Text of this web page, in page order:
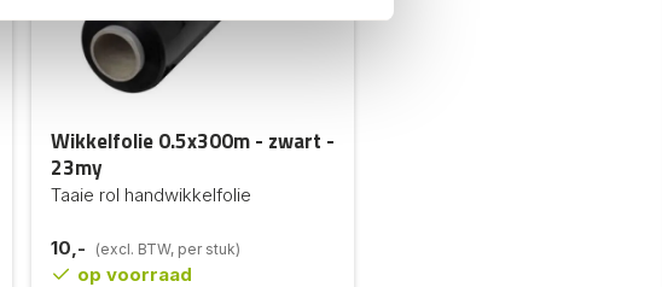
Wikkelfolie 0.5x300m - zwart -
23my
Taaie rol handwikkelfolie
10,- (excl. BTW, per stuk)
op voorraad